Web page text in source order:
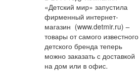
«Детский мир» запустила
фирменный интернет-
магазин (www.detmir.ru) –
товары от самого известного
детского бренда теперь
можно заказать с доставкой
на дом или в офис.